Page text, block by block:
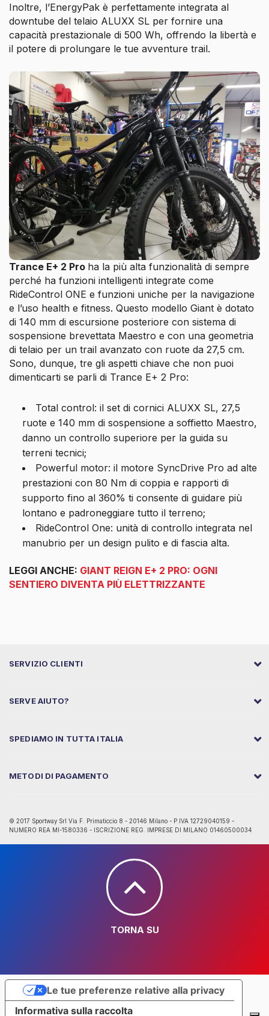
Inoltre, l’EnergyPak è perfettamente integrata al
downtube del telaio ALUXX SL per fornire una
capacità prestazionale di 500 Wh, offrendo la libertà e
il potere di prolungare le tue avventure trail.
Trance E+ 2 Pro ha la più alta funzionalità di sempre
perché ha funzioni intelligenti integrate come
RideControl ONE e funzioni uniche per la navigazione
e l’uso health e fitness. Questo modello Giant è dotato
di 140 mm di escursione posteriore con sistema di
sospensione brevettata Maestro e con una geometria
di telaio per un trail avanzato con ruote da 27,5 cm.
Sono, dunque, tre gli aspetti chiave che non puoi
dimenticarti se parli di Trance E+ 2 Pro:
Total control: il set di cornici ALUXX SL, 27,5
ruote e 140 mm di sospensione a soffietto Maestro,
danno un controllo superiore per la guida su
terreni tecnici;
Powerful motor: il motore SyncDrive Pro ad alte
prestazioni con 80 Nm di coppia e rapporti di
supporto fino al 360% ti consente di guidare più
lontano e padroneggiare tutto il terreno;
RideControl One: unità di controllo integrata nel
manubrio per un design pulito e di fascia alta.
LEGGI ANCHE: GIANT REIGN E+ 2 PRO: OGNI
SENTIERO DIVENTA PIÙ ELETTRIZZANTE
SERVIZIO CLIENTI
SERVE AIUTO?
SPEDIAMO IN TUTTA ITALIA
METODI DI PAGAMENTO
© 2017 Sportway Srl Via F. Primaticcio 8 - 20146 Milano - P.IVA 12729040159 -
NUMERO REA MI-1580336 - ISCRIZIONE REG. IMPRESE DI MILANO 01460500034
TORNA SU
Informativa sulla raccolta
Le tue preferenze relative alla privacy